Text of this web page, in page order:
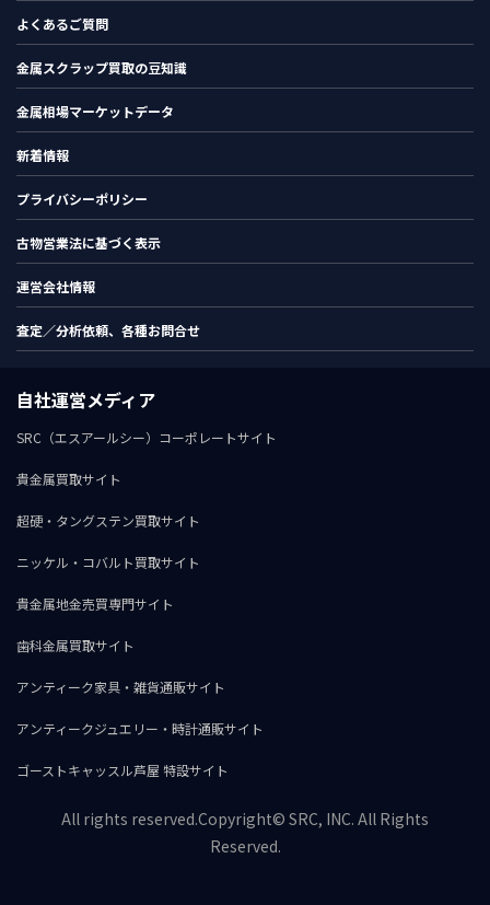
よくあるご質問
金属スクラップ買取の豆知識
金属相場マーケットデータ
新着情報
プライバシーポリシー
古物営業法に基づく表示
運営会社情報
査定／分析依頼、各種お問合せ
自社運営メディア
SRC（エスアールシー）コーポレートサイト
貴金属買取サイト
超硬・タングステン買取サイト
ニッケル・コバルト買取サイト
貴金属地金売買専門サイト
歯科金属買取サイト
アンティーク家具・雑貨通販サイト
アンティークジュエリー・時計通販サイト
ゴーストキャッスル芦屋 特設サイト
All rights reserved.Copyright© SRC, INC. All Rights
Reserved.